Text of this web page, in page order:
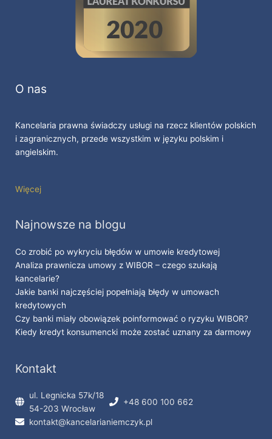
O nas
Kancelaria prawna świadczy usługi na rzecz klientów polskich
i zagranicznych, przede wszystkim w języku polskim i
angielskim.
Więcej
Najnowsze na blogu
Co zrobić po wykryciu błędów w umowie kredytowej
Analiza prawnicza umowy z WIBOR – czego szukają
kancelarie?
Jakie banki najczęściej popełniają błędy w umowach
kredytowych
Czy banki miały obowiązek poinformować o ryzyku WIBOR?
Kiedy kredyt konsumencki może zostać uznany za darmowy
Kontakt
ul. Legnicka 57k/18
54-203 Wrocław
+48 600 100 662
kontakt@kancelarianiemczyk.pl